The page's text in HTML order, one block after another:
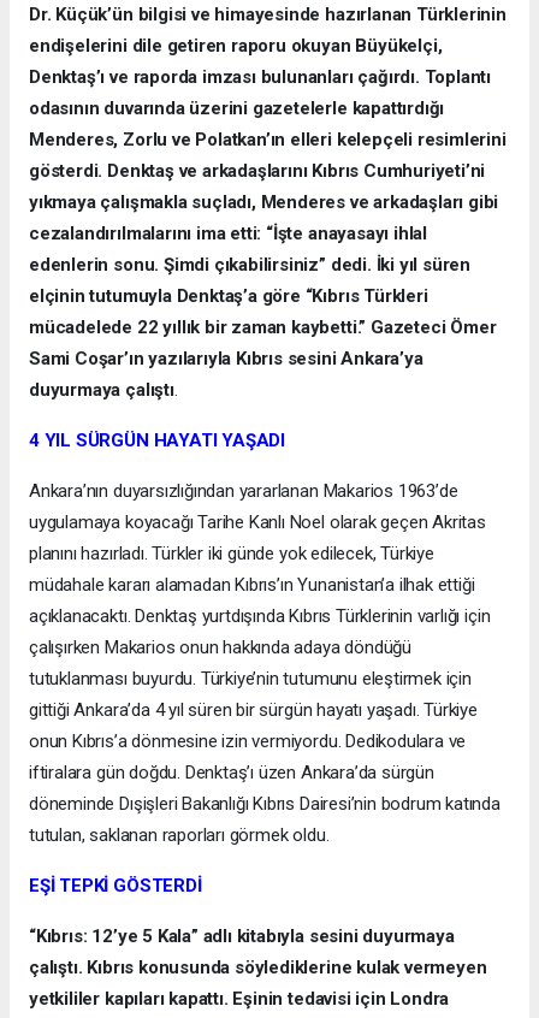
Dr. Küçük’ün bilgisi ve himayesinde hazırlanan Türklerinin
endişelerini dile getiren raporu okuyan Büyükelçi,
Denktaş’ı ve raporda imzası bulunanları çağırdı. Toplantı
odasının duvarında üzerini gazetelerle kapattırdığı
Menderes, Zorlu ve Polatkan’ın elleri kelepçeli resimlerini
gösterdi. Denktaş ve arkadaşlarını Kıbrıs Cumhuriyeti’ni
yıkmaya çalışmakla suçladı, Menderes ve arkadaşları gibi
cezalandırılmalarını ima etti: “İşte anayasayı ihlal
edenlerin sonu. Şimdi çıkabilirsiniz” dedi. İki yıl süren
elçinin tutumuyla Denktaş’a göre “Kıbrıs Türkleri
mücadelede 22 yıllık bir zaman kaybetti.” Gazeteci Ömer
Sami Coşar’ın yazılarıyla Kıbrıs sesini Ankara’ya
duyurmaya çalıştı.
4 YIL SÜRGÜN HAYATI YAŞADI
Ankara’nın duyarsızlığından yararlanan Makarios 1963’de
uygulamaya koyacağı Tarihe Kanlı Noel olarak geçen Akritas
planını hazırladı. Türkler iki günde yok edilecek, Türkiye
müdahale kararı alamadan Kıbrıs’ın Yunanistan’a ilhak ettiği
açıklanacaktı. Denktaş yurtdışında Kıbrıs Türklerinin varlığı için
çalışırken Makarios onun hakkında adaya döndüğü
tutuklanması buyurdu. Türkiye’nin tutumunu eleştirmek için
gittiği Ankara’da 4 yıl süren bir sürgün hayatı yaşadı. Türkiye
onun Kıbrıs’a dönmesine izin vermiyordu. Dedikodulara ve
iftiralara gün doğdu. Denktaş’ı üzen Ankara’da sürgün
döneminde Dışişleri Bakanlığı Kıbrıs Dairesi’nin bodrum katında
tutulan, saklanan raporları görmek oldu.
EŞİ TEPKİ GÖSTERDİ
“Kıbrıs: 12’ye 5 Kala” adlı kitabıyla sesini duyurmaya
çalıştı. Kıbrıs konusunda söylediklerine kulak vermeyen
yetkililer kapıları kapattı. Eşinin tedavisi için Londra